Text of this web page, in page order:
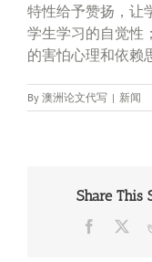
特性给予赞扬，让
学生学习的自觉性
的害怕心理和依赖
By 澳洲论文代写 | 新闻
Share This
Facebook